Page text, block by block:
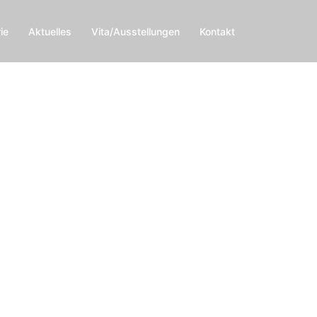
Aktuelles Vita/Ausstellungen Kontakt